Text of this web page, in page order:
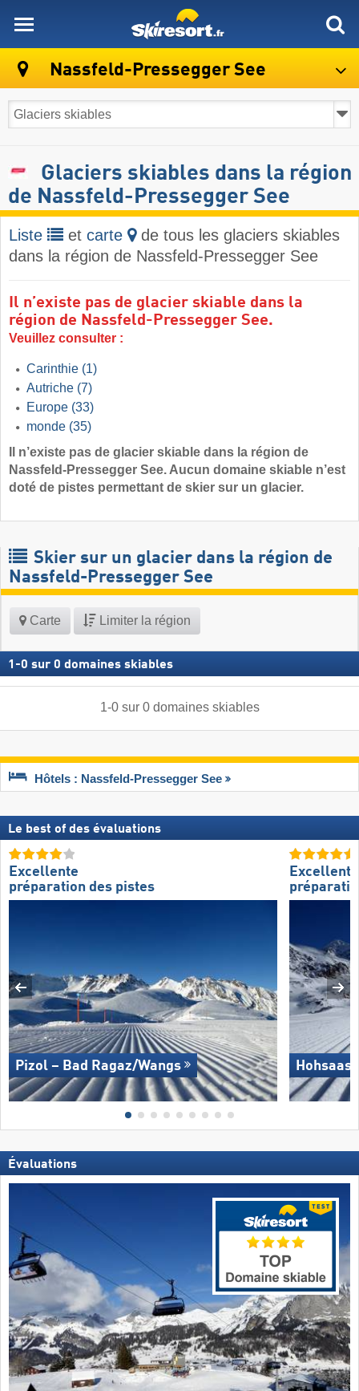
Nassfeld-Pressegger See
Glaciers skiables dans la région
de Nassfeld-Pressegger See
Liste et carte
de tous les glaciers skiables
dans la région de Nassfeld-Pressegger See
Il n’existe pas de glacier skiable dans la
région de Nassfeld-Pressegger See.
Veuillez consulter :
Carinthie (1)
Autriche (7)
Europe (33)
monde (35)
Il n’existe pas de glacier skiable dans la région de
Nassfeld-Pressegger See. Aucun domaine skiable n’est
doté de pistes permettant de skier sur un glacier.
Skier sur un glacier dans la région de
Nassfeld-Pressegger See
Carte Limiter la région
1 -0 sur 0 domaines skiables
1-0sur 0 domaines skiables
Hôtels : Nassfeld-Pressegger See
Le best of des évaluations
Excellente
préparation des pistes
Pizol – Bad Ragaz/​Wangs
Excellente
Hohsaas
Évaluations